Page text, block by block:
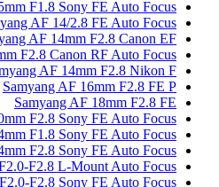
F1.8 Sony FE Auto Focus
AF 14/2.8 FE Auto Focus
AF 14mm F2.8 Canon EF
F2.8 Canon RF Auto Focus
AF 14mm F2.8 Nikon F
Samyang AF 16mm F2.8 FE P
Samyang AF 18mm F2.8 FE
F2.8 Sony FE Auto Focus
F1.8 Sony FE Auto Focus
F2.8 Sony FE Auto Focus
F2.8 L-Mount Auto Focus
F2.8 Sony FE Auto Focus